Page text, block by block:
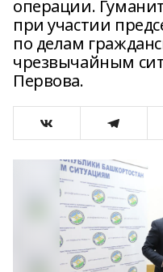
операции.
при участии
по делам
чрезвычайным
Первова.